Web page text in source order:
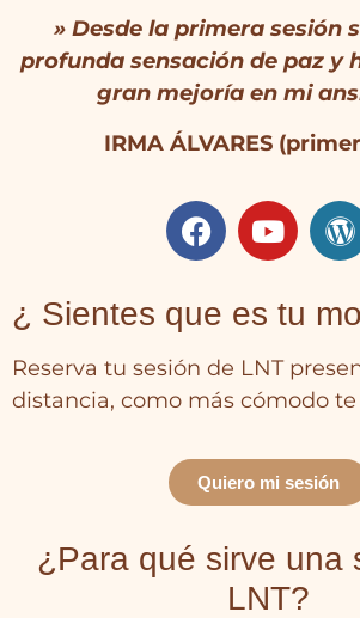
» Desde la primera sesión
profunda sensación de paz y
gran mejoría en mi
IRMA ÁLVARES
¿ Sientes que es tu
Reserva tu sesión de LNT
distancia, como más cómodo te
Quiero mi sesión
¿Para qué sirve una
LNT?